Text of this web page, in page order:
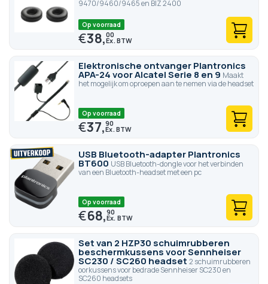
9470/9460/9465 en BIZ 2400
Op voorraad
€38,00
Elektronische ontvanger Plantronics
APA-24 voor Alcatel Serie 8 en 9 Maakt
het mogelijk om oproepen aan te nemen via de headset
Op voorraad
€37,90
USB Bluetooth-adapter Plantronics
BT600 USB Bluetooth-dongle voor het verbinden
van een Bluetooth-headset met een pc
Op voorraad
€68,90
Set van 2 HZP30 schuimrubberen
beschermkussens voor Sennheiser
SC230 / SC260 headset 2 schuimrubberen
oorkussens voor bedrade Sennheiser SC230 en
SC260 headsets